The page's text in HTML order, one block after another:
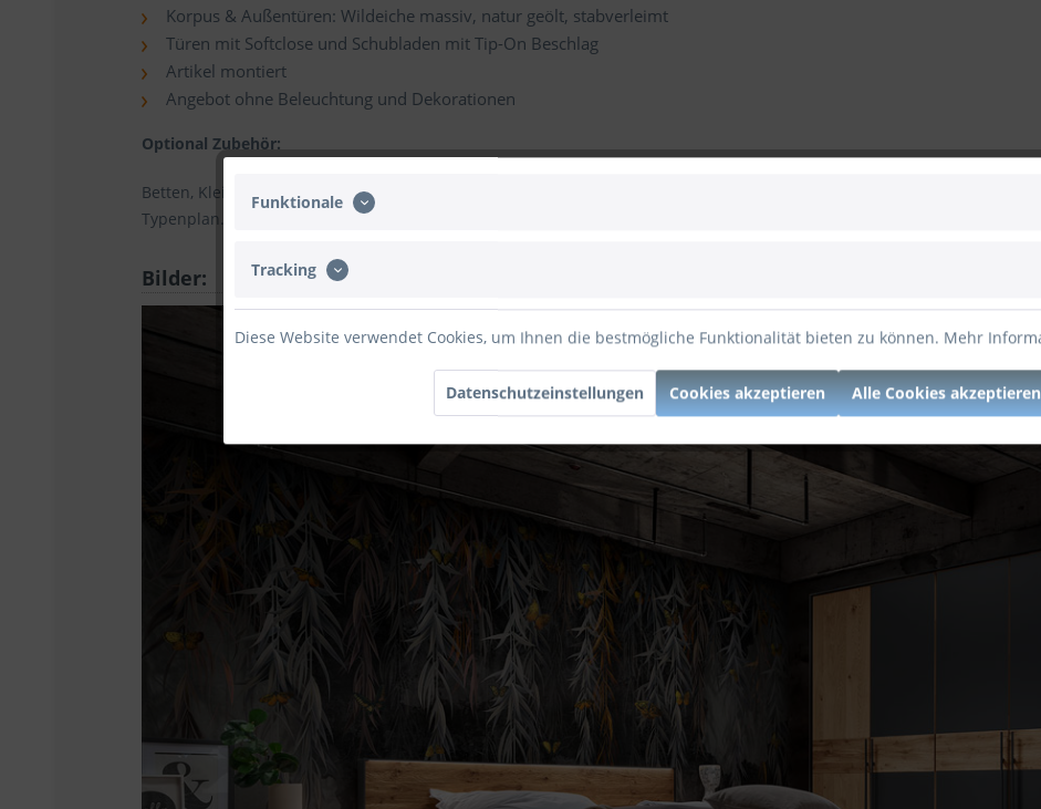
Korpus & Außentüren: Wildeiche massiv, natur geölt, stabverleimt
Türen mit Softclose und Schubladen mit Tip-On Beschlag
Artikel montiert
Angebot ohne Beleuchtung und Dekorationen
Optional Zubehör:
Betten, Kleiderschränke, Kommoden, zudem für Kleiderschränke weitere Einlegeböden, Schubkasteneinsatz sowie eine
Typenplan.
Bilder:
Funktionale
Tracking
Diese Website verwendet Cookies, um Ihnen die bestmögliche Funktionalität bieten zu können. Mehr
Datenschutzeinstellungen Cookies akzeptieren Alle Cookies akzeptieren